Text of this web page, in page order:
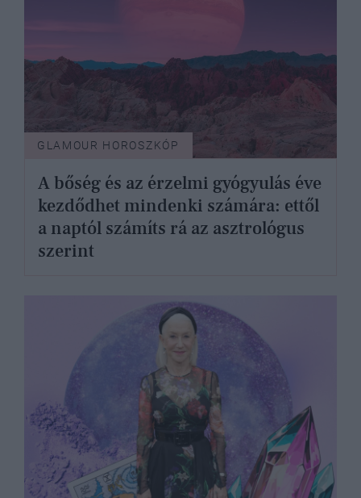
GLAMOUR HOROSZKÓP
A bőség és az érzelmi gyógyulás éve
kezdődhet mindenki számára: ettől
a naptól számíts rá az asztrológus
szerint